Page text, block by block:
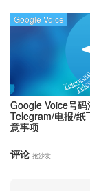
Google Voice号码
Telegram/电报/纸
意事项
Google Voice
评论 抢沙发